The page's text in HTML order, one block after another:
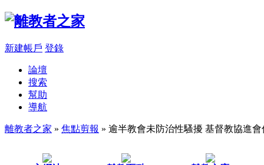
新建帳戶 登錄
論壇
搜索
幫助
導航
離教者之家 » 焦點剪報 » 逾半教會未防治性騷擾 基督教協進